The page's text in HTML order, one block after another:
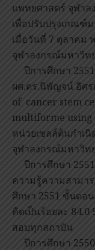
แพทยศาสตร์ จุฬาล
เพื่อปรับปรุงเกณฑ์
เมื่อวันที่ 7 ตุลาคม
จุฬาลงกรณ์มหาวิท
ปีการศึกษา
ผศ.ดร.นิพัญจน์ อิศร
of cancer stem
multiforme using
หน่วยเซลล์ต้นกำเ
จุฬาลงกรณ์มหาวิท
ปีการศึกษา
ความรู้ความสามา
ศึกษา 2551 ขั้นตอ
คิดเป็นร้อยละ 84.0
สอบทุกสถาบัน
ปีการศึกษา